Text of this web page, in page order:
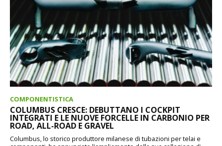
COMPONENTISTICA
COLUMBUS CRESCE: DEBUTTANO I COCKPIT
INTEGRATI E LE NUOVE FORCELLE IN CARBONIO PER
ROAD, ALL-ROAD E GRAVEL
Columbus, lo storico produttore milanese di tubazioni per telai e